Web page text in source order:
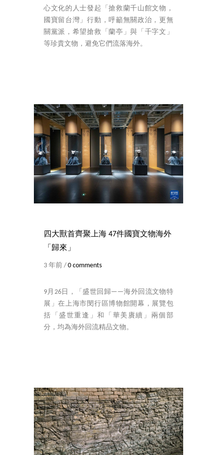
心文化的人士發起「搶救蘭千山館文物，
國寶留台灣」行動，呼籲無關政治，更無
關黨派，希望搶救「蘭亭」與「千字文」
等珍貴文物，避免它們流落海外。
四大獸首齊聚上海 47件國寶文物海外
「歸來」
3 年前 / 0 comments
9月26日，「盛世回歸——海外回流文物特
展」在上海市閔行區博物館開幕，展覽包
括「盛世重逢」和「華美賡續」兩個部
分，均為海外回流精品文物。